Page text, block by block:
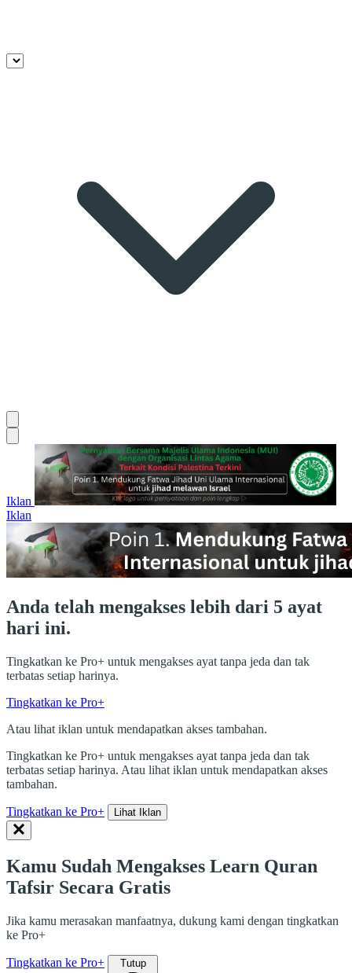
Iklan
Iklan
Anda telah mengakses lebih dari 5 ayat
hari ini.
Tingkatkan ke Pro+ untuk mengakses ayat tanpa jeda dan tak
terbatas setiap harinya.
Tingkatkan ke Pro+
Atau lihat iklan untuk mendapatkan akses tambahan.
Tingkatkan ke Pro+ untuk mengakses ayat tanpa jeda dan tak
terbatas setiap harinya. Atau lihat iklan untuk mendapatkan akses
tambahan.
Tingkatkan ke Pro+ Lihat Iklan
Kamu Sudah Mengakses Learn Quran
Tafsir Secara Gratis
Jika kamu merasakan manfaatnya, dukung kami dengan tingkatkan
ke Pro+
Tingkatkan ke Pro+ Tutup